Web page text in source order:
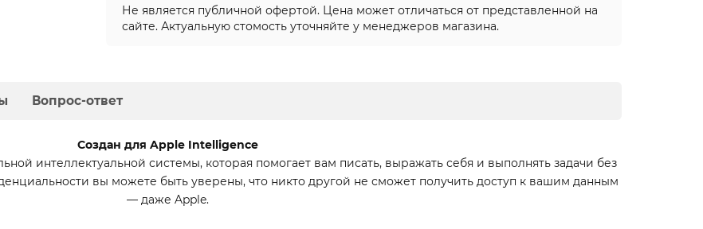
Не является публичной офертой. Цена может отличаться от представленной на
сайте. Актуальную стомость уточняйте у менеджеров магазина.
Вопрос-ответ
Создан для Apple Intelligence
интеллектуальной системы, которая помогает вам писать, выражать себя и выполнять задачи без
вы можете быть уверены, что никто другой не сможет получить доступ к вашим данным
— даже Apple.